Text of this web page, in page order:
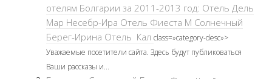
отелям Болгарии за 2011-2013 год: Отель Дель
Мар Несебр-Ира Отель Фиеста М Солнечный
Берег-Ирина Отель Кал class=»category-desc»>
Уважаемые посетители сайта. Здесь будут публиковаться
Ваши рассказы и...